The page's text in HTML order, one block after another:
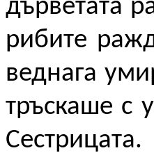
дърветата
рибите
веднага
тръскаше с
Сестрицата.